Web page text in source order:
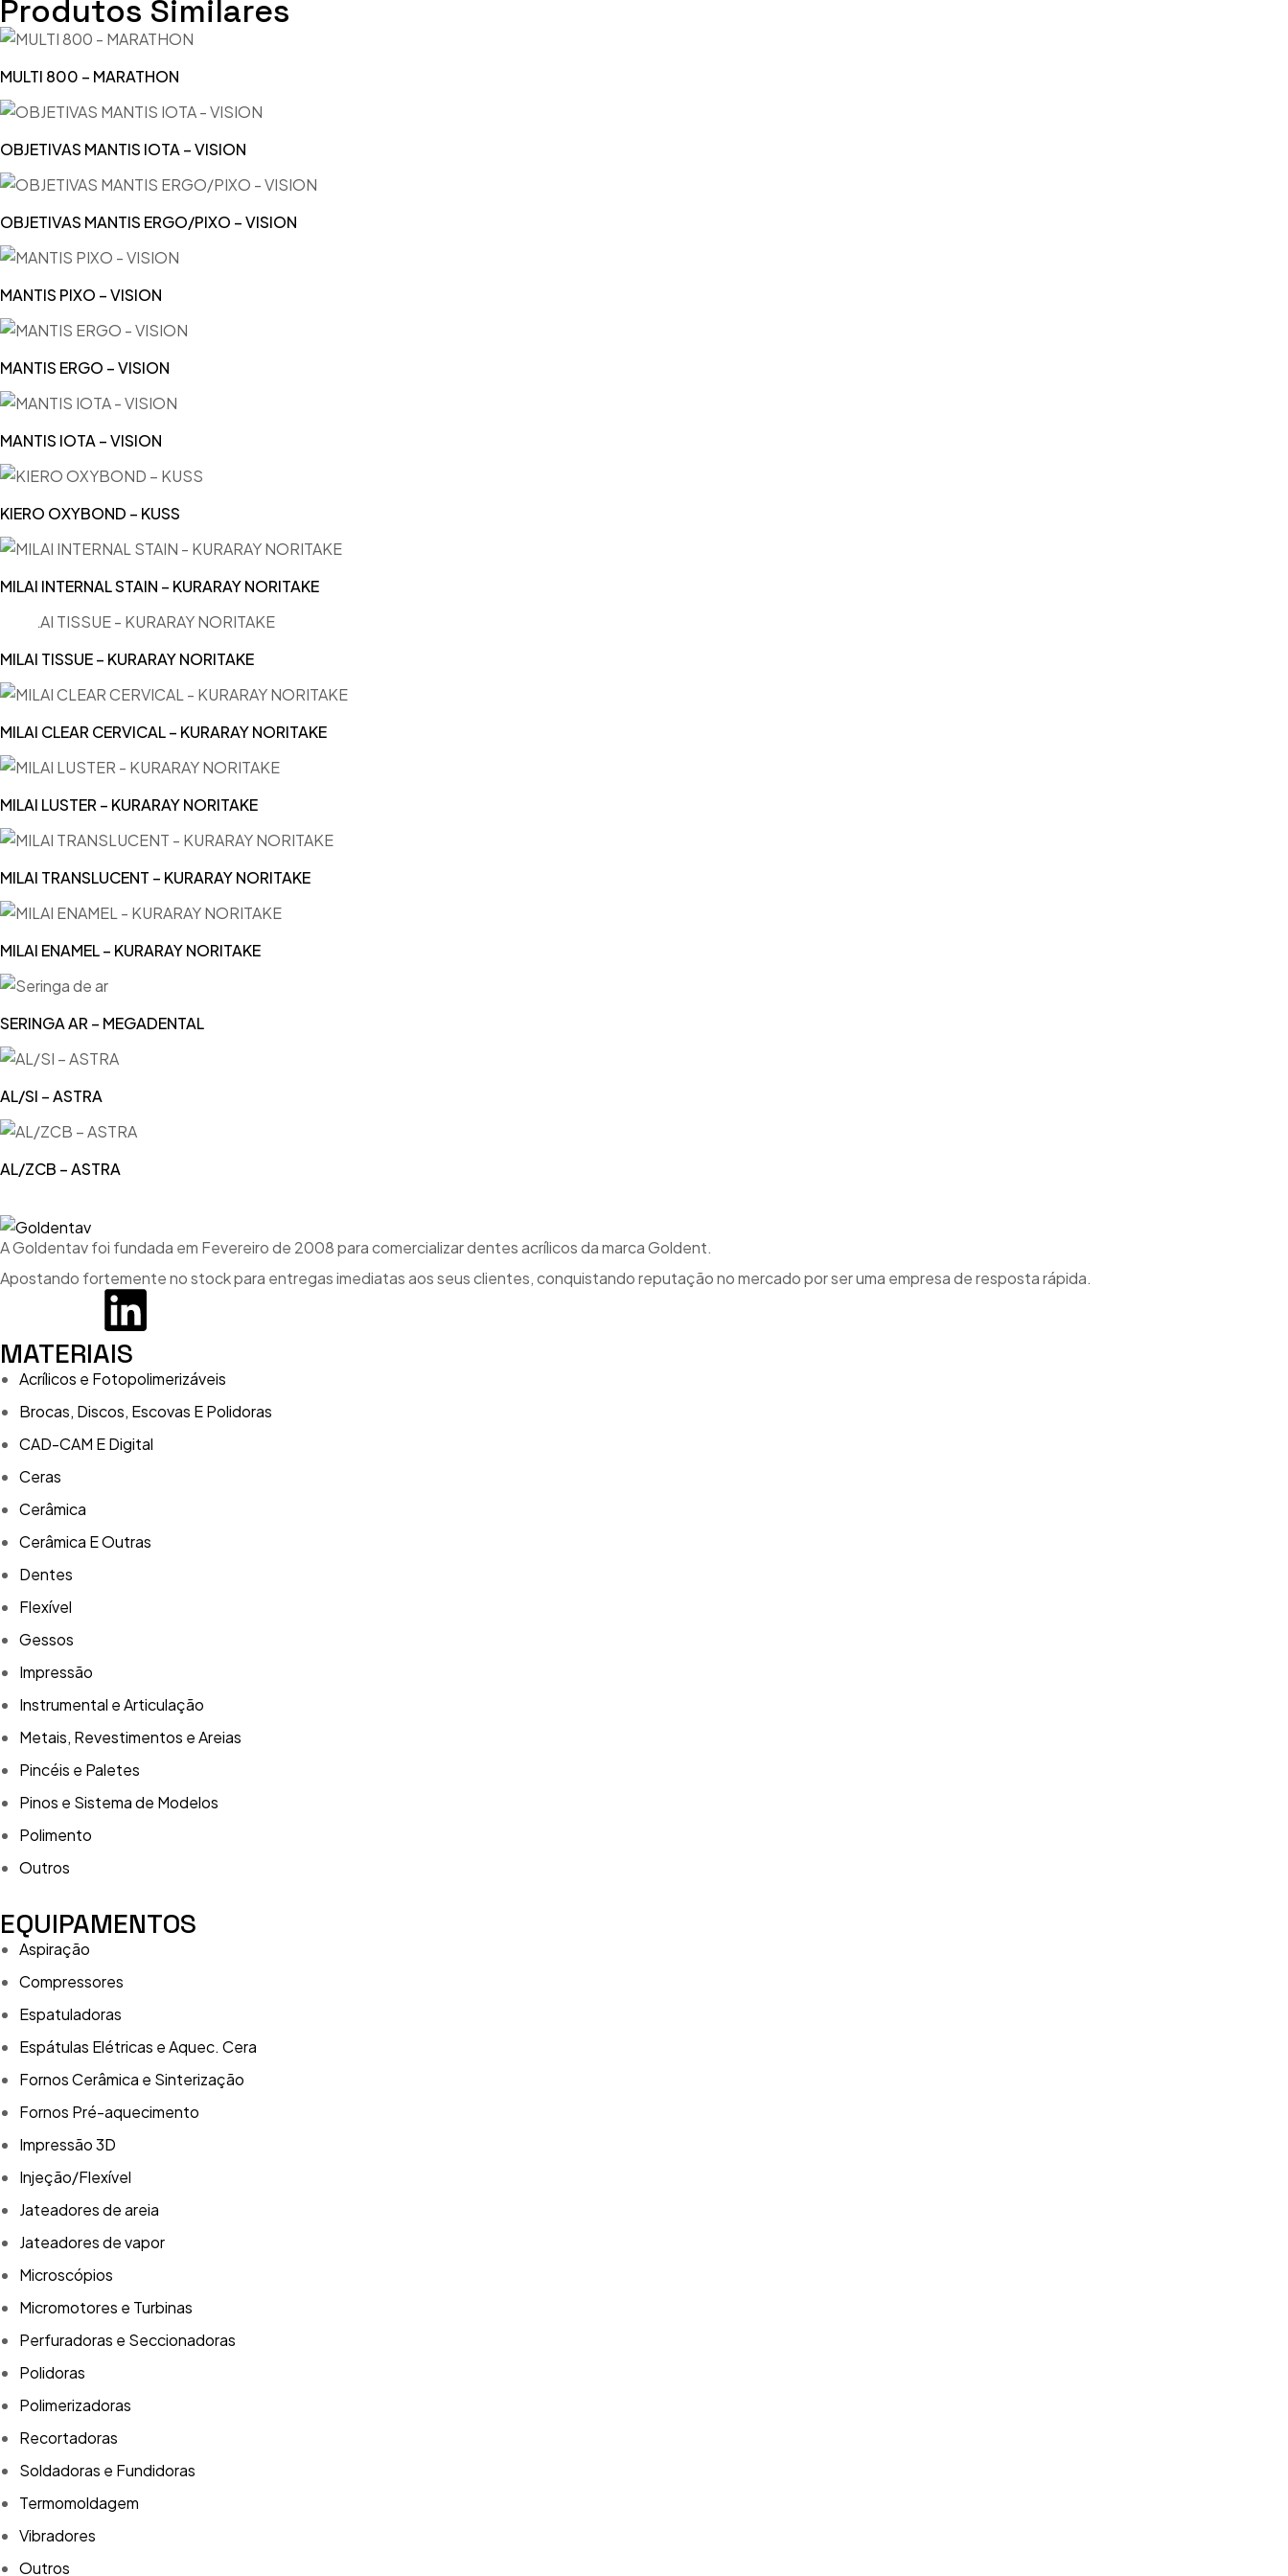
Produtos Similares
MULTI 800 – MARATHON
OBJETIVAS MANTIS IOTA – VISION
OBJETIVAS MANTIS ERGO/PIXO – VISION
MANTIS PIXO – VISION
MANTIS ERGO – VISION
MANTIS IOTA – VISION
KIERO OXYBOND – KUSS
MILAI INTERNAL STAIN – KURARAY NORITAKE
MILAI TISSUE – KURARAY NORITAKE
MILAI CLEAR CERVICAL – KURARAY NORITAKE
MILAI LUSTER – KURARAY NORITAKE
MILAI TRANSLUCENT – KURARAY NORITAKE
MILAI ENAMEL – KURARAY NORITAKE
SERINGA AR – MEGADENTAL
AL/SI – ASTRA
AL/ZCB – ASTRA
A Goldentav foi fundada em Fevereiro de 2008 para comercializar dentes acrílicos da marca Goldent.
Apostando fortemente no stock para entregas imediatas aos seus clientes, conquistando reputação no mercado por ser uma empresa de resposta rápida.
MATERIAIS
Acrílicos e Fotopolimerizáveis
Brocas, Discos, Escovas E Polidoras
CAD-CAM E Digital
Ceras
Cerâmica
Cerâmica E Outras
Dentes
Flexível
Gessos
Impressão
Instrumental e Articulação
Metais, Revestimentos e Areias
Pincéis e Paletes
Pinos e Sistema de Modelos
Polimento
Outros
EQUIPAMENTOS
Aspiração
Compressores
Espatuladoras
Espátulas Elétricas e Aquec. Cera
Fornos Cerâmica e Sinterização
Fornos Pré-aquecimento
Impressão 3D
Injeção/Flexível
Jateadores de areia
Jateadores de vapor
Microscópios
Micromotores e Turbinas
Perfuradoras e Seccionadoras
Polidoras
Polimerizadoras
Recortadoras
Soldadoras e Fundidoras
Termomoldagem
Vibradores
Outros